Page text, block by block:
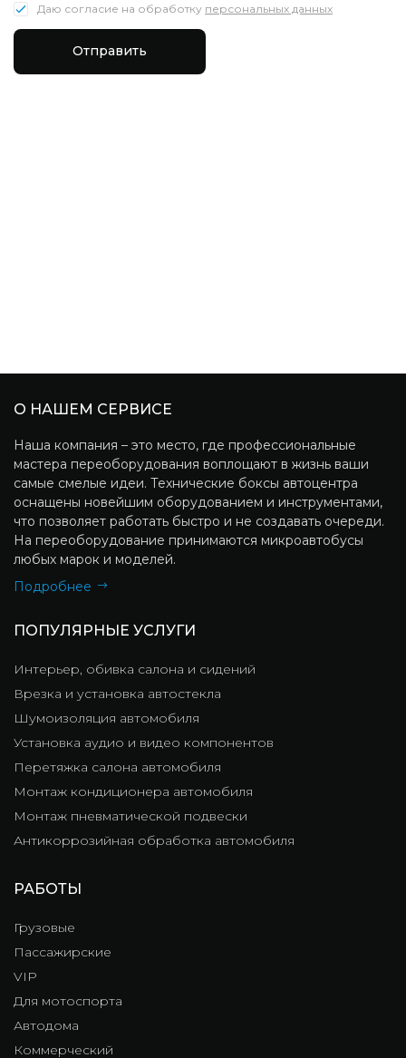
Даю согласие на обработку персональных данных
Отправить
О НАШЕМ СЕРВИСЕ
Наша компания – это место, где профессиональные
мастера переоборудования воплощают в жизнь ваши
самые смелые идеи. Технические боксы автоцентра
оснащены новейшим оборудованием и инструментами,
что позволяет работать быстро и не создавать очереди.
На переоборудование принимаются микроавтобусы
любых марок и моделей.
Подробнее
ПОПУЛЯРНЫЕ УСЛУГИ
Интерьер, обивка салона и сидений
Врезка и установка автостекла
Шумоизоляция автомобиля
Установка аудио и видео компонентов
Перетяжка салона автомобиля
Монтаж кондиционера автомобиля
Монтаж пневматической подвески
Антикоррозийная обработка автомобиля
РАБОТЫ
Грузовые
Пассажирские
VIP
Для мотоспорта
Автодома
Коммерческий